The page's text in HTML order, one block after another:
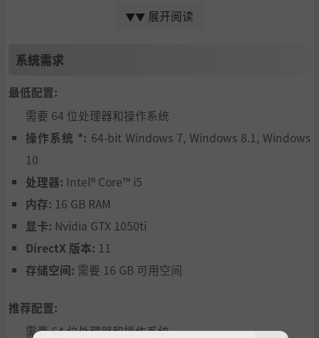
因此，展望未来的项目，我希望大家能支持我，让我有机会
在各个方面创造出更好的产品。
游戏愉快，保持独立！
《邪恶封印》的特色
故事模式
一个曾在海军陆战队服役的房地产经纪人，他必须救出自己
的妻子夏娃。她被黑暗势力绑架，当时天启七印的第一印被
▼▼ 展开阅读
系统需求
最低配置:
需要 64 位处理器和操作系统
操作系统 *: 64-bit Windows 7, Windows 8.1, Windows
10
处理器: Intel® Core™ i5
内存: 16 GB RAM
显卡: Nvidia GTX 1050ti
DirectX 版本: 11
存储空间: 需要 16 GB 可用空间
推荐配置:
需要 64 位处理器和操作系统